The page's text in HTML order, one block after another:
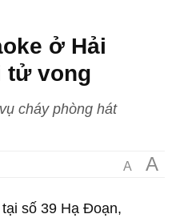
ở Hải
tử vong
cháy phòng hát
A A
số 39 Hạ Đoạn,